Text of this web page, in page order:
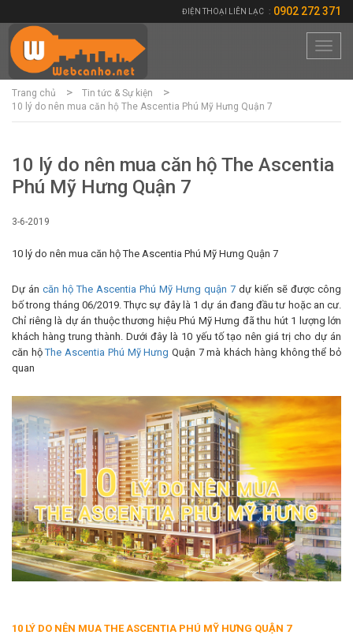
ĐIỆN THOẠI LIÊN LẠC : 0902 272 371
Trang chủ
Tin tức & Sự kiện
10 lý do nên mua căn hộ The Ascentia Phú Mỹ Hưng Quận 7
10 lý do nên mua căn hộ The Ascentia
Phú Mỹ Hưng Quận 7
3-6-2019
10 lý do nên mua căn hộ The Ascentia Phú Mỹ Hưng Quận 7
Dự án căn hộ The Ascentia Phú Mỹ Hưng quận 7 dự kiến sẽ được công
bố trong tháng 06/2019. Thực sự đây là 1 dự án đang đầu tư hoặc an cư.
Chỉ riêng là dự án thuộc thương hiệu Phú Mỹ Hưng đã thu hút 1 lượng lớn
khách hàng trung thành. Dưới đây là 10 yếu tố tạo nên giá trị cho dự án
căn hộThe Ascentia Phú Mỹ Hưng Quận 7 mà khách hàng không thể bỏ
quan
10 LÝ DO NÊN MUA THE ASCENTIA PHÚ MỸ HƯNG QUẬN 7